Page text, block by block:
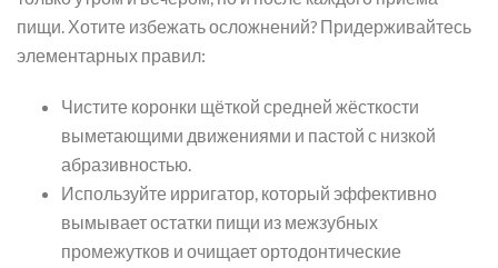
пищи. Хотите избежать осложнений? Придерживайтесь
элементарных правил:
Чистите коронки щёткой средней жёсткости
выметающими движениями и пастой с низкой
абразивностью.
Используйте ирригатор, который эффективно
вымывает остатки пищи из межзубных
промежутков и очищает ортодонтические